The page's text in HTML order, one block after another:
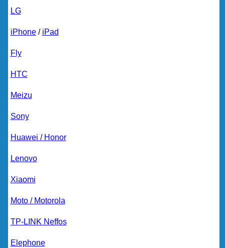
LG
iPhone/ iPad
Fly
HTC
Meizu
Sony
Huawei / Honor
Lenovo
Xiaomi
Moto / Motorola
TP-LINK Neffos
Elephone